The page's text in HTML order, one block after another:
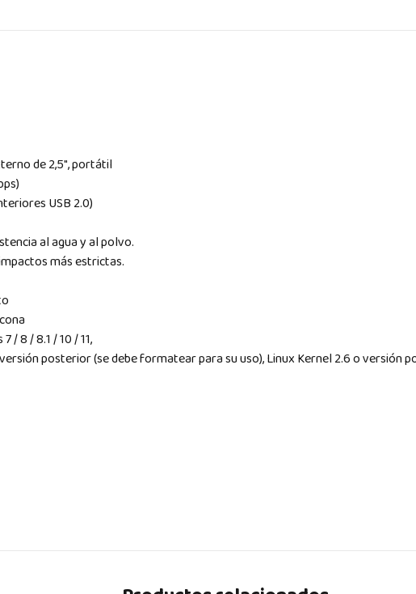
de 2,5″, portátil
USB 2.0)
al agua y al polvo.
más estrictas.
/ 8 / 8.1 / 10 / 11,
posterior (se debe formatear para su uso), Linux Kernel 2.6 o versión